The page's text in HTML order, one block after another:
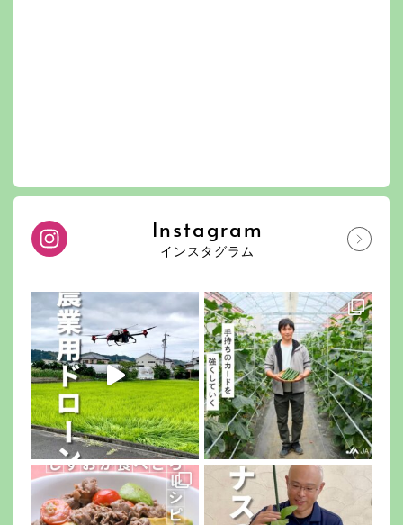
Instagram
インスタグラム